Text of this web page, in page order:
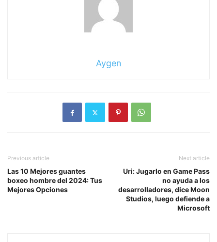
Aygen
Previous article
Las 10 Mejores guantes
boxeo hombre del 2024: Tus
Mejores Opciones
Next article
Uri: Jugarlo en Game Pass
no ayuda a los
desarrolladores, dice Moon
Studios, luego defiende a
Microsoft